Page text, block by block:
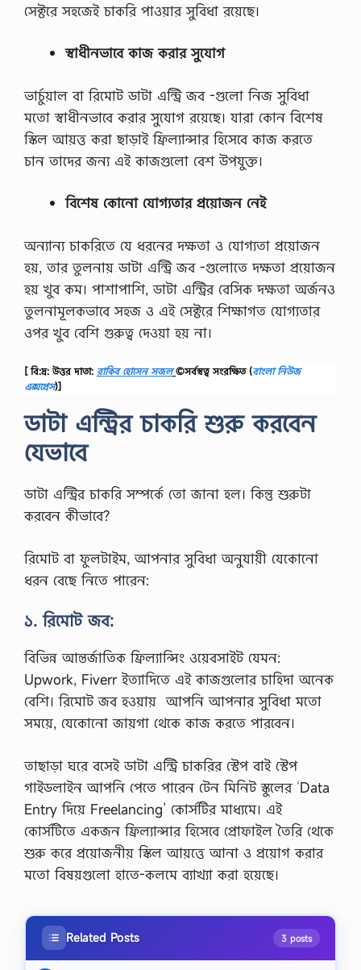
সেক্টরে সহজেই চাকরি পাওয়ার সুবিধা রয়েছে।
স্বাধীনভাবে কাজ করার সুযোগ
ভার্চুয়াল বা রিমোট ডাটা এন্ট্রি জব -গুলো নিজ সুবিধা
মতো স্বাধীনভাবে করার সুযোগ রয়েছে। যারা কোন বিশেষ
স্কিল আয়ত্ত করা ছাড়াই ফ্রিল্যান্সার হিসেবে কাজ করতে
চান তাদের জন্য এই কাজগুলো বেশ উপযুক্ত।
বিশেষ কোনো যোগ্যতার প্রয়োজন নেই
অন্যান্য চাকরিতে যে ধরনের দক্ষতা ও যোগ্যতা প্রয়োজন
হয়, তার তুলনায় ডাটা এন্ট্রি জব -গুলোতে দক্ষতা প্রয়োজন
হয় খুব কম। পাশাপাশি, ডাটা এন্ট্রির বেসিক দক্ষতা অর্জনও
তুলনামূলকভাবে সহজ ও এই সেক্টরে শিক্ষাগত যোগ্যতার
ওপর খুব বেশি গুরুত্ব দেওয়া হয় না।
[ বি:দ্র: উত্তর দাতা: রাকিব হোসেন সজল ©সর্বস্বত্ব সংরক্ষিত (বাংলা নিউজ
এক্সপ্রেস)]
ডাটা এন্ট্রির চাকরি শুরু করবেন
যেভাবে
ডাটা এন্ট্রির চাকরি সম্পর্কে তো জানা হল। কিন্তু শুরুটা
করবেন কীভাবে?
রিমোট বা ফুলটাইম, আপনার সুবিধা অনুযায়ী যেকোনো
ধরন বেছে নিতে পারেন:
১. রিমোট জব:
বিভিন্ন আন্তর্জাতিক ফ্রিল্যান্সিং ওয়েবসাইট যেমন:
Upwork, Fiverr ইত্যাদিতে এই কাজগুলোর চাহিদা অনেক
বেশি। রিমোট জব হওয়ায় আপনি আপনার সুবিধা মতো
সময়ে, যেকোনো জায়গা থেকে কাজ করতে পারবেন।
তাছাড়া ঘরে বসেই ডাটা এন্ট্রি চাকরির স্টেপ বাই স্টেপ
গাইডলাইন আপনি পেতে পারেন টেন মিনিট স্কুলের ‘Data
Entry দিয়ে Freelancing’ কোর্সটির মাধ্যমে। এই
কোর্সটিতে একজন ফ্রিল্যান্সার হিসেবে প্রোফাইল তৈরি থেকে
শুরু করে প্রয়োজনীয় স্কিল আয়ত্তে আনা ও প্রয়োগ করার
মতো বিষয়গুলো হাতে-কলমে ব্যাখ্যা করা হয়েছে।
Related Posts 3 posts